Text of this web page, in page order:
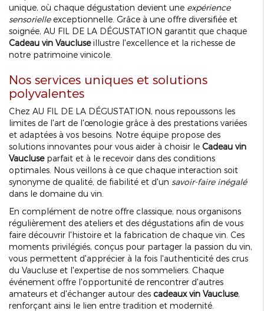
unique, où chaque dégustation devient une expérience
sensorielleexceptionnelle. Grâce à une offre diversifiée et
soignée, AU FIL DE LA DÉGUSTATION garantit que chaque
Cadeau vin Vaucluseillustre l'excellence et la richesse de
notre patrimoine vinicole.
Nos services uniques et solutions
polyvalentes
Chez AU FIL DE LA DÉGUSTATION, nous repoussons les
limites de l'art de l'œnologie grâce à des prestations variées
et adaptées à vos besoins. Notre équipe propose des
solutions innovantes pour vous aider à choisir le Cadeau vin
Vaucluseparfait et à le recevoir dans des conditions
optimales. Nous veillons à ce que chaque interaction soit
synonyme de qualité, de fiabilité et d'un savoir-faire inégalé
dans le domaine du vin.
En complément de notre offre classique, nous organisons
régulièrement des ateliers et des dégustations afin de vous
faire découvrir l'histoire et la fabrication de chaque vin. Ces
moments privilégiés, conçus pour partager la passion du vin,
vous permettent d'apprécier à la fois l'authenticité des crus
du Vaucluse et l'expertise de nos sommeliers. Chaque
événement offre l'opportunité de rencontrer d'autres
amateurs et d'échanger autour des cadeaux vin Vaucluse,
renforçant ainsi le lien entre tradition et modernité.